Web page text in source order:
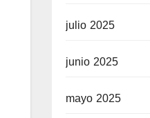
julio 2025
junio 2025
mayo 2025